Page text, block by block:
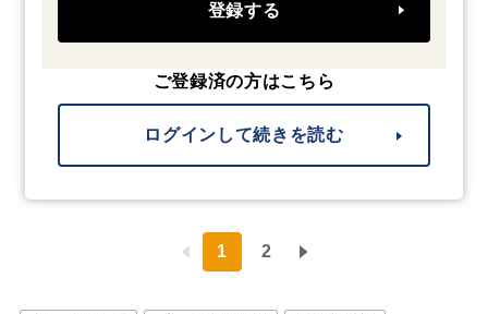
登録する
ご登録済の方はこちら
ログインして続きを読む
1 2